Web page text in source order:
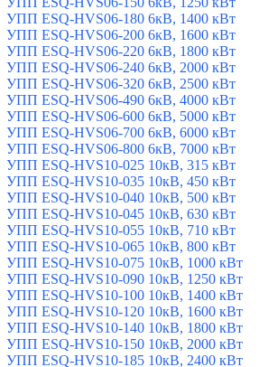
УПП ESQ-HVS06-180 6кВ, 1400 кВт
УПП ESQ-HVS06-200 6кВ, 1600 кВт
УПП ESQ-HVS06-220 6кВ, 1800 кВт
УПП ESQ-HVS06-240 6кВ, 2000 кВт
УПП ESQ-HVS06-320 6кВ, 2500 кВт
УПП ESQ-HVS06-490 6кВ, 4000 кВт
УПП ESQ-HVS06-600 6кВ, 5000 кВт
УПП ESQ-HVS06-700 6кВ, 6000 кВт
УПП ESQ-HVS06-800 6кВ, 7000 кВт
УПП ESQ-HVS10-025 10кВ, 315 кВт
УПП ESQ-HVS10-035 10кВ, 450 кВт
УПП ESQ-HVS10-040 10кВ, 500 кВт
УПП ESQ-HVS10-045 10кВ, 630 кВт
УПП ESQ-HVS10-055 10кВ, 710 кВт
УПП ESQ-HVS10-065 10кВ, 800 кВт
УПП ESQ-HVS10-075 10кВ, 1000 кВт
УПП ESQ-HVS10-090 10кВ, 1250 кВт
УПП ESQ-HVS10-100 10кВ, 1400 кВт
УПП ESQ-HVS10-120 10кВ, 1600 кВт
УПП ESQ-HVS10-140 10кВ, 1800 кВт
УПП ESQ-HVS10-150 10кВ, 2000 кВт
УПП ESQ-HVS10-185 10кВ, 2400 кВт